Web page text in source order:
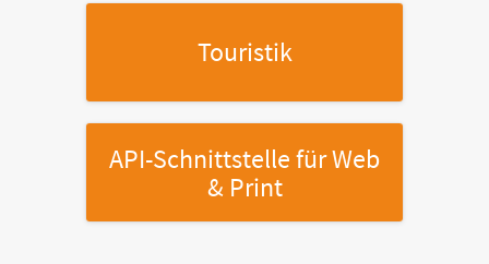
Touristik
API-Schnittstellefür Web
& Print